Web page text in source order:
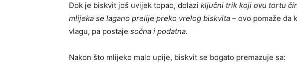
Dok je biskvit još uvijek topao, dolazi ključni trik koji ovu tortu
mlijeka se lagano prelije preko vrelog biskvita – ovo pomaže da
vlagu, pa postaje sočna i podatna.
Nakon što mlijeko malo upije, biskvit se bogato premazuje sa: